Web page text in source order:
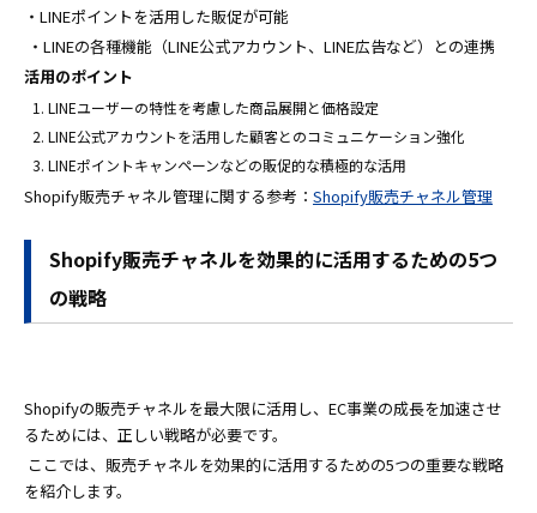
・LINEポイントを活用した販促が可能
・LINEの各種機能（LINE公式アカウント、LINE広告など）との連携
活用のポイント
LINEユーザーの特性を考慮した商品展開と価格設定
LINE公式アカウントを活用した顧客とのコミュニケーション強化
LINEポイントキャンペーンなどの販促的な積極的な活用
Shopify販売チャネル管理に関する参考： Shopify販売チャネル管理
Shopify販売チャネルを効果的に活用するための5つ
の戦略
Shopifyの販売チャネルを最大限に活用し、EC事業の成長を加速させ
るためには、正しい戦略が必要です。
ここでは、販売チャネルを効果的に活用するための5つの重要な戦略
を紹介します。